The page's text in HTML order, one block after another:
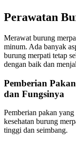
Perawatan
Merawat burung
minum. Ada banyak
burung merpati tetap
dengan baik dan
Pemberian
dan Fungsinya
Pemberian pakan
kesehatan burung
tinggi dan seimbang.